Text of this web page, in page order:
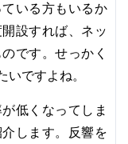
いる方もいるか
設すれば、ネッ
です。せっかく
いですよね。
低くなってしま
します。反響を